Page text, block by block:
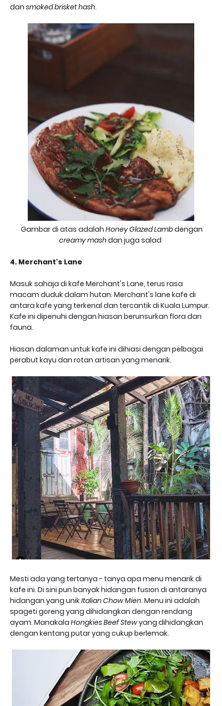
dan smoked brisket hash.
Gambar di atas adalah Honey Glazed Lambdengan
creamy mashdan juga salad
4. Merchant's Lane
Masuk sahaja di kafe Merchant's Lane, terus rasa
macam duduk dalam hutan. Merchant's lane kafe di
antara kafe yang terkenal dan tercantik di Kuala Lumpur.
Kafe ini dipenuhi dengan hiasan berunsurkan flora dan
fauna.
Hiasan dalaman untuk kafe ini dihiasi dengan pelbagai
perabut kayu dan rotan artisan yang menarik.
Mesti ada yang tertanya - tanya apa menu menarik di
kafe ini. Di sini pun banyak hidangan fusion di antaranya
hidangan yang unikItalian Chow Mien. Menu ini adalah
spageti goreng yang dihidangkan dengan rendang
ayam. Manakala Hongkies Beef Stewyang dihidangkan
dengan kentang putar yang cukup berlemak.